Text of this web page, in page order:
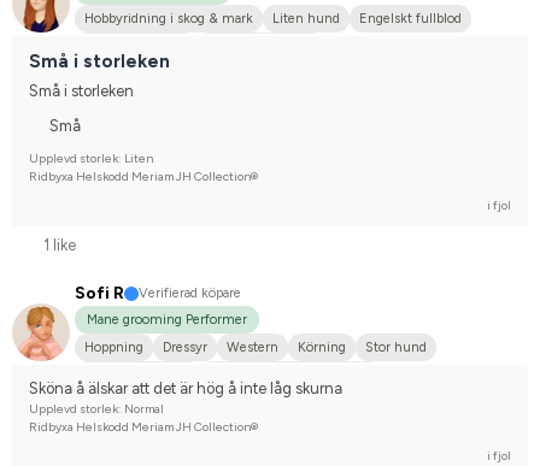
Hobbyridning i skog & mark Liten hund
Engelskt fullblod
Små i storleken
Små i storleken
Små
Upplevd storlek: Liten
Ridbyxa Helskodd Meriam JH Collection®
i fjol
1 like
Sofi R
Verifierad köpare
Mane grooming Performer
Hoppning
Dressyr Western Körning
Stor hund
Sköna å älskar att det är hög å inte låg skurna
Upplevd storlek: Normal
Ridbyxa Helskodd Meriam JH Collection®
i fjol